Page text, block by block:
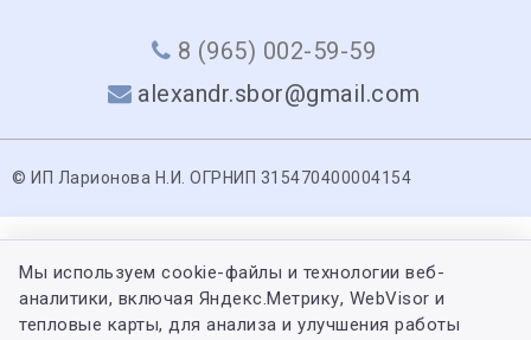
8 (965) 002-59-59
alexandr.sbor@gmail.com
© ИП Ларионова Н.И. ОГРНИП 315470400004154
Мы используем cookie-файлы и технологии веб-
аналитики, включая Яндекс.Метрику, WebVisor и
тепловые карты, для анализа и улучшения работы